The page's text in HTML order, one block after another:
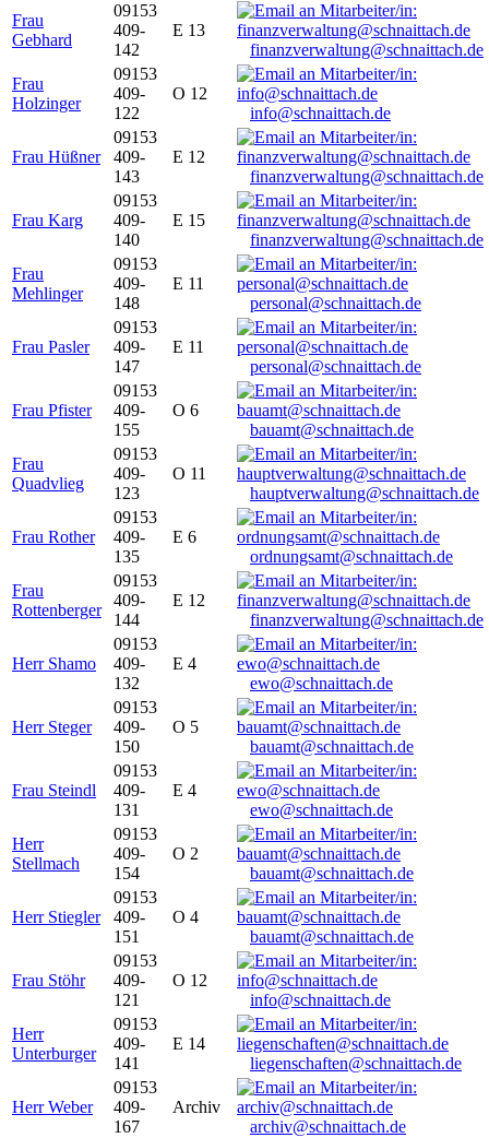
Frau
Gebhard
09153
409-
142
E 13
finanzverwaltung@schnaittach.de
Frau
Holzinger
09153
409-
122
O 12
info@schnaittach.de
Frau Hüßner
09153
409-
143
E 12
finanzverwaltung@schnaittach.de
Frau Karg
09153
409-
140
E 15
finanzverwaltung@schnaittach.de
Frau
Mehlinger
09153
409-
148
E 11
personal@schnaittach.de
Frau Pasler
09153
409-
147
E 11
personal@schnaittach.de
Frau Pfister
09153
409-
155
O 6
bauamt@schnaittach.de
Frau
Quadvlieg
09153
409-
123
O 11
hauptverwaltung@schnaittach.de
Frau Rother
09153
409-
135
E 6
ordnungsamt@schnaittach.de
Frau
Rottenberger
09153
409-
144
E 12
finanzverwaltung@schnaittach.de
Herr Shamo
09153
409-
132
E 4
ewo@schnaittach.de
Herr Steger
09153
409-
150
O 5
bauamt@schnaittach.de
Frau Steindl
09153
409-
131
E 4
ewo@schnaittach.de
Herr
Stellmach
09153
409-
154
O 2
bauamt@schnaittach.de
Herr Stiegler
09153
409-
151
O 4
bauamt@schnaittach.de
Frau Stöhr
09153
409-
121
O 12
info@schnaittach.de
Herr
Unterburger
09153
409-
141
E 14
liegenschaften@schnaittach.de
Herr Weber
09153
409-
167
Archiv
archiv@schnaittach.de